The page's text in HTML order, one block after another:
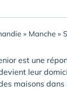
» Manche »
est une
leur
maisons